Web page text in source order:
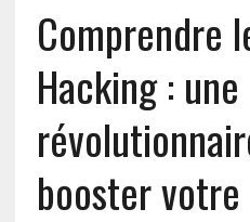
Comprendre
Hacking :
booster